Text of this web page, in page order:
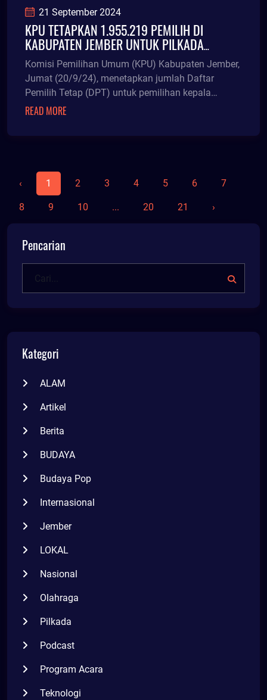
21 September 2024
KPU TETAPKAN 1.955.219 PEMILIH DI
KABUPATEN JEMBER UNTUK PILKADA
NOVEMBER
Komisi Pemilihan Umum (KPU) Kabupaten Jember,
Jumat (20/9/24), menetapkan jumlah Daftar
Pemilih Tetap (DPT) untuk pemilihan kepala
daerah 2024 sebanyak 1.955.219 orang. Terdiri dari
perempuan.
READ MORE
‹ 1 2 3 4 5 6 7
8 9 10 ... 20 21 ›
Pencarian
Kategori
ALAM
Artikel
Berita
BUDAYA
Budaya Pop
Internasional
Jember
LOKAL
Nasional
Olahraga
Pilkada
Podcast
Program Acara
Teknologi